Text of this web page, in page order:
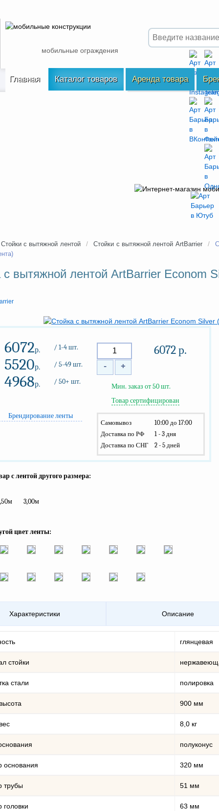
мобильные ограждения
Главная Каталог товаров Аренда товара
Стойки с вытяжной лентой / Стойки с вытяжной лентой ArtBarrier /
с вытяжной лентой ArtBarrier Econom
6072р. / 1-4 шт.
5520р. / 5-49 шт.
4968р. / 50+ шт.
Брендирование ленты
- +
6072р.
Мин. заказ от 50 шт.
Товар сертифицирован
Самовывоз
10:00 до 17:00
Доставка по РФ
1 - 3 дня
Доставка по СНГ
2 - 5 дней
с лентой другого размера:
3,00м
цвет ленты:
Характеристики Описание
глянцевая
стойки
стали полировка
900 мм
8,0 кг
полуконус
основания 320 мм
трубы 51 мм
головки 63 мм